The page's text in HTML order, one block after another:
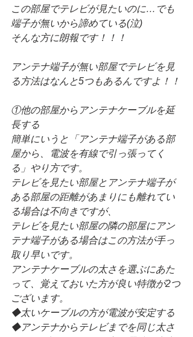
この部屋でテレビが見たいのに…でも
端子が無いから諦めている(泣)
そんな方に朗報です！！！
アンテナ端子が無い部屋でテレビを見
る方法はなんと5つもあるんですよ！！
①他の部屋からアンテナケーブルを延
長する
簡単にいうと「アンテナ端子がある部
屋から、電波を有線で引っ張ってく
る」やり方です。
テレビを見たい部屋とアンテナ端子が
ある部屋の距離があまりにも離れてい
る場合は不向きですが、
テレビを見たい部屋の隣の部屋にアン
テナ端子がある場合はこの方法が手っ
取り早いです。
アンテナケーブルの太さを選ぶにあた
って、覚えておいた方が良い特徴が2つ
ございます。
◆太いケーブルの方が電波が安定する
◆アンテナからテレビまでを同じ太さ